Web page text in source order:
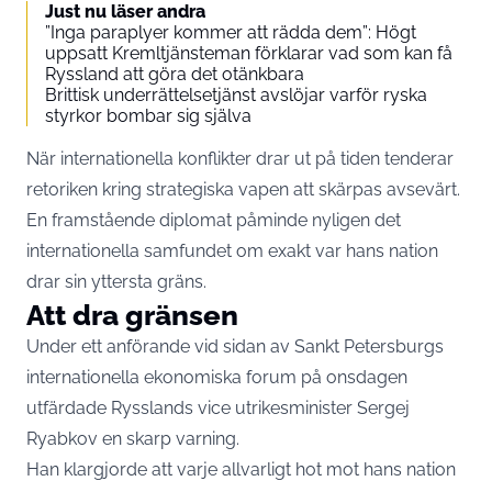
Just nu läser andra
”Inga paraplyer kommer att rädda dem”: Högt
uppsatt Kremltjänsteman förklarar vad som kan få
Ryssland att göra det otänkbara
Brittisk underrättelsetjänst avslöjar varför ryska
styrkor bombar sig själva
När internationella konflikter drar ut på tiden tenderar
retoriken kring strategiska vapen att skärpas avsevärt.
En framstående diplomat påminde nyligen det
internationella samfundet om exakt var hans nation
drar sin yttersta gräns.
Att dra gränsen
Under ett anförande vid sidan av Sankt Petersburgs
internationella ekonomiska forum på onsdagen
utfärdade Rysslands vice utrikesminister Sergej
Ryabkov en skarp varning.
Han klargjorde att varje allvarligt hot mot hans nation